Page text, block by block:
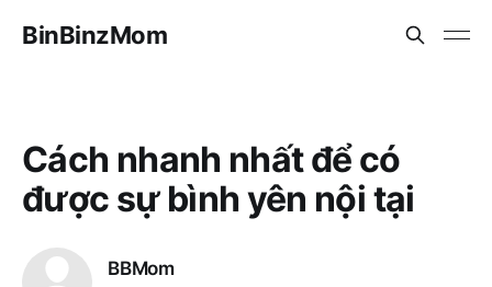
BinBinzMom
Cách nhanh nhất để có
được sự bình yên nội tại
BBMom